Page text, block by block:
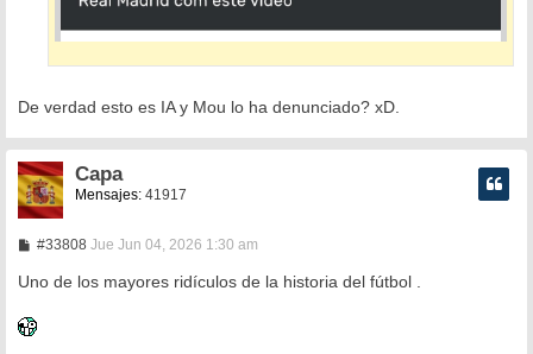
De verdad esto es IA y Mou lo ha denunciado? xD.
Capa
Mensajes:41917
#33808M
n
s
Jue Jun 04, 2026 1:30 am
Uno de los mayores ridículos de la historia del fútbol .